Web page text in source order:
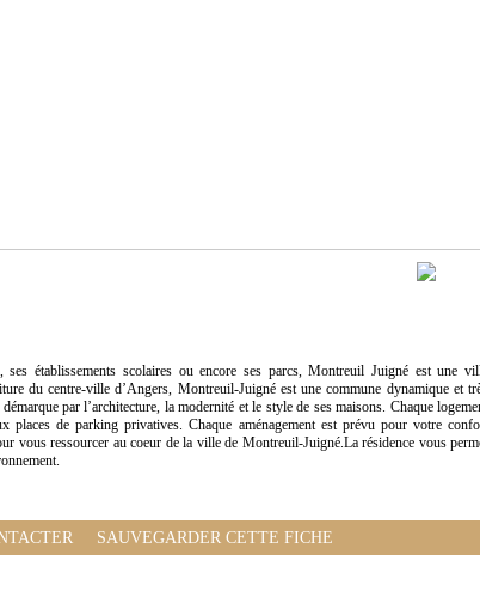
établissements scolaires ou encore ses parcs, Montreuil Juigné est une
du centre-ville d’Angers, Montreuil-Juigné est une commune dynamique et
par l’architecture, la modernité et le style de ses maisons. Chaque
places de parking privatives. Chaque aménagement est prévu pour votre
vous ressourcer au coeur de la ville de Montreuil-Juigné.La résidence vous
SAUVEGARDER CETTE FICHE